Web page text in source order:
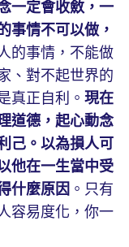
一定會收斂，一
事情不可以做，
的事情，不能做
、對不起世界的
真正自利。 現在
道德，起心動念
己。以為損人可
他在一生當中受
什麼原因 。只有
容易度化，你一